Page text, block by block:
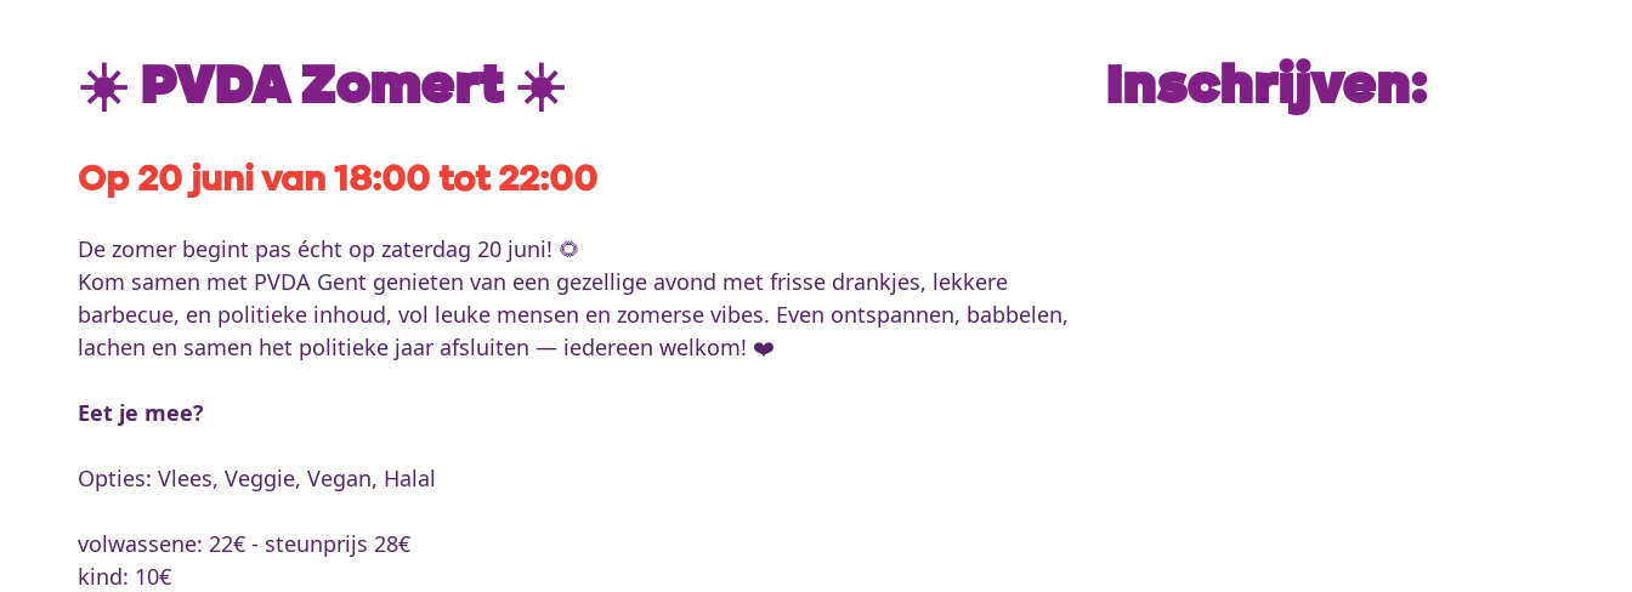
☀️ PVDA Zomert ☀️
Op 20 juni van 18:00 tot 22:00
De zomer begint pas écht op zaterdag 20 juni! 🌻
Kom samen met PVDA Gent genieten van een gezellige avond met frisse drankjes, lekkere
barbecue, en politieke inhoud, vol leuke mensen en zomerse vibes. Even ontspannen, babbelen,
lachen en samen het politieke jaar afsluiten — iedereen welkom! ❤️
Eet je mee?
Opties: Vlees, Veggie, Vegan, Halal
volwassene: 22€ - steunprijs 28€
kind: 10€
Inschrijven: